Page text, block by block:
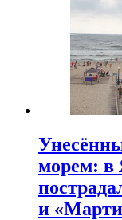
морем: в
и